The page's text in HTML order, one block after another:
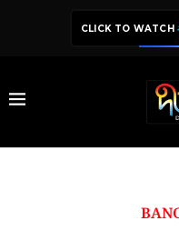
CLICK TO WATCH